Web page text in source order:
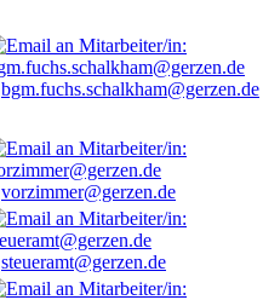
bgm.fuchs.schalkham@gerzen.de
vorzimmer@gerzen.de
steueramt@gerzen.de